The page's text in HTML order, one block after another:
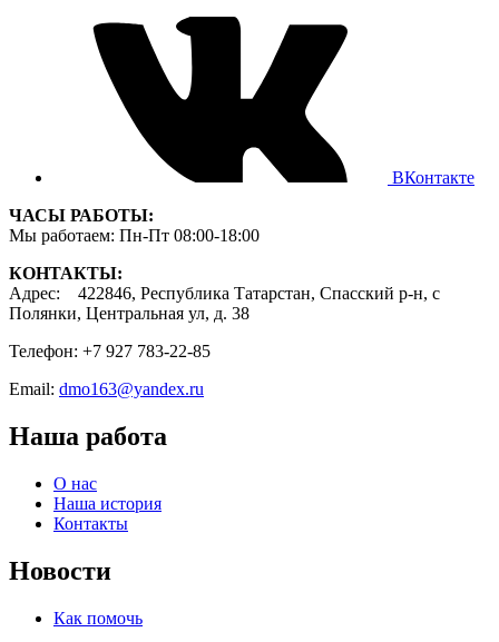
ВКонтакте
ЧАСЫ РАБОТЫ:
Мы работаем: Пн-Пт 08:00-18:00
КОНТАКТЫ:
Адрес: 422846, Республика Татарстан, Спасский р-н, с
Полянки, Центральная ул, д. 38
Телефон: +7 927 783-22-85
Email: dmo163@yandex.ru
Наша работа
О нас
Наша история
Контакты
Новости
Как помочь